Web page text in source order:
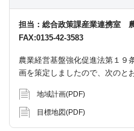
担当：総合政策課産業連携室
FAX:0135-42-3583
農業経営基盤強化促進法第１９
画を策定しましたので、次のと
地域計画(PDF)
目標地図(PDF)